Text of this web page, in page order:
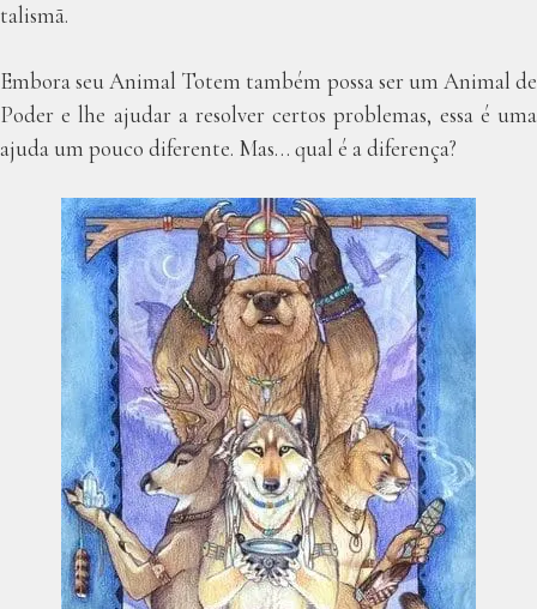
talismã.
Embora seu Animal Totem também possa ser um Animal de
Poder e lhe ajudar a resolver certos problemas, essa é uma
ajuda um pouco diferente. Mas… qual é a diferença?